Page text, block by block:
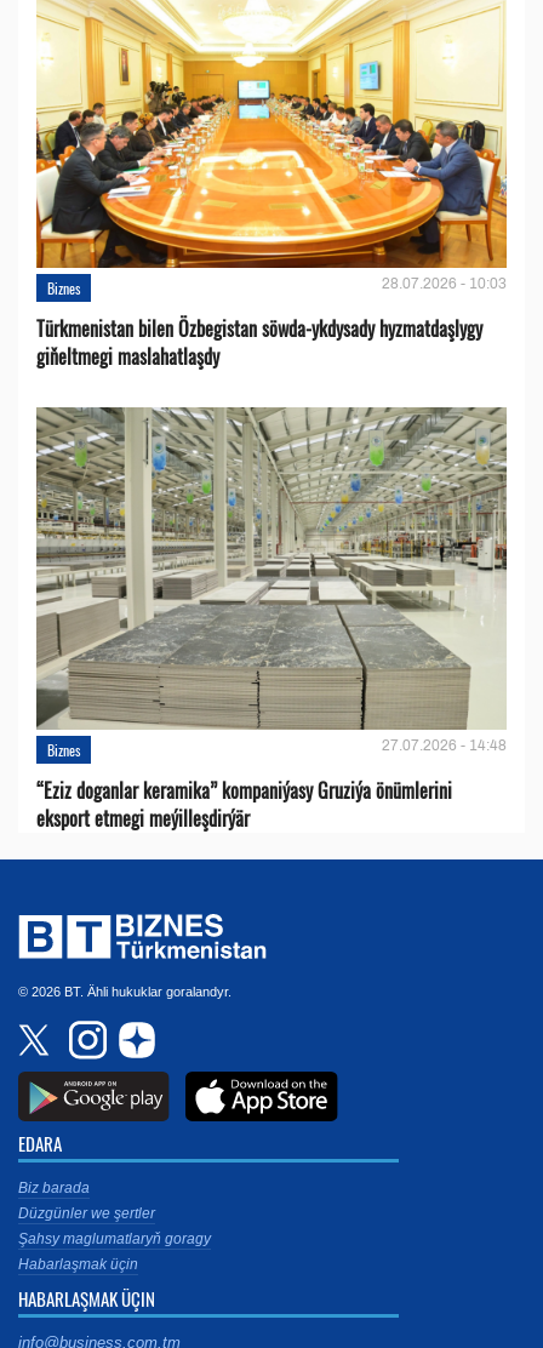
Biznes 28.07.2026 - 10:03
Türkmenistan bilen Özbegistan söwda-ykdysady hyzmatdaşlygy
giňeltmegi maslahatlaşdy
Biznes 27.07.2026 - 14:48
“Eziz doganlar keramika” kompaniýasy Gruziýa önümlerini
eksport etmegi meýilleşdirýär
© 2026 BT. Ähli hukuklar goralandyr.
EDARA
Biz barada
Düzgünler we şertler
Şahsy maglumatlaryň goragy
Habarlaşmak üçin
HABARLAŞMAK ÜÇIN
info@business.com.tm